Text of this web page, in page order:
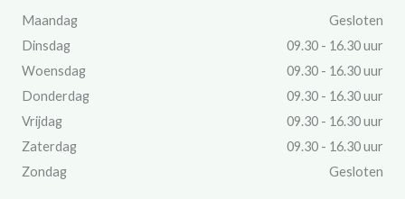
Maandag
Gesloten
Dinsdag
09.30 - 16.30 uur
Woensdag
09.30 - 16.30 uur
Donderdag
09.30 - 16.30 uur
Vrijdag
09.30 - 16.30 uur
Zaterdag
09.30 - 16.30 uur
Zondag
Gesloten